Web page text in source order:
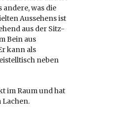
was die
Aussehens ist
aus der Sitz-
Bein aus
kann als
neben
im Raum und hat